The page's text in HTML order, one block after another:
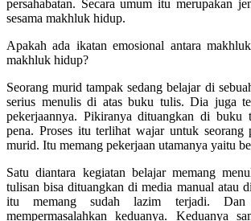
persahabatan. Secara umum itu merupakan
sesama makhluk hidup.
Apakah ada ikatan emosional antara
makhluk hidup?
Seorang murid tampak sedang belajar di
serius menulis di atas buku tulis. Dia juga
pekerjaannya. Pikiranya dituangkan di buku
pena. Proses itu terlihat wajar untuk seorang
murid. Itu memang pekerjaan utamanya yaitu
Satu diantara kegiatan belajar memang
tulisan bisa dituangkan di media manual atau
itu memang sudah lazim terjadi.
mempermasalahkan keduanya. Keduanya